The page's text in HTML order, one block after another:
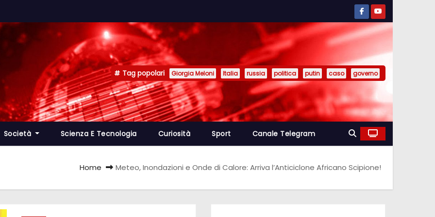
Tag popolari Giorgia Meloni Italia russia politica putin caso governo
Società Scienza E Tecnologia Curiosità Sport Canale Telegram
Home Meteo, Inondazioni e Onde di Calore: Arriva l’Anticiclone Africano Scipione!